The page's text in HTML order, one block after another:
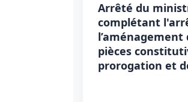
Arrêté du
complétant
pièces
prorogation et